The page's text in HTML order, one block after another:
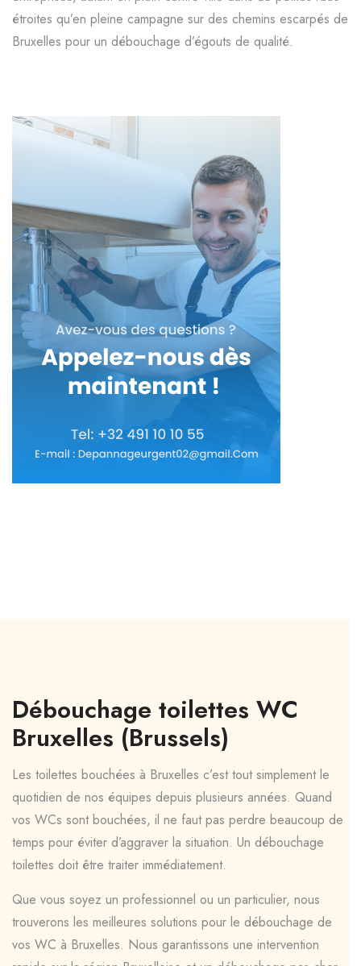
étroites qu’en pleine campagne sur des chemins escarpés de
Bruxelles pour un débouchage d’égouts de qualité.
Débouchage toilettes WC
Bruxelles (Brussels)
Les toilettes bouchées à Bruxelles c’est tout simplement le
quotidien de nos équipes depuis plusieurs années. Quand
vos WCs sont bouchées, il ne faut pas perdre beaucoup de
temps pour éviter d’aggraver la situation. Un débouchage
toilettes doit être traiter immédiatement.
Que vous soyez un professionnel ou un particulier, nous
trouverons les meilleures solutions pour le débouchage de
vos WC à Bruxelles. Nous garantissons une intervention